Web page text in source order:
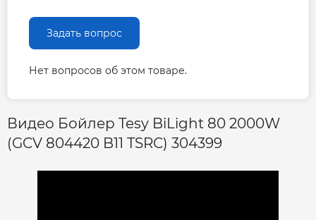
Задать вопрос
Нет вопросов об этом товаре.
Видео Бойлер Tesy BiLight 80 2000W
(GCV 804420 B11 TSRC) 304399